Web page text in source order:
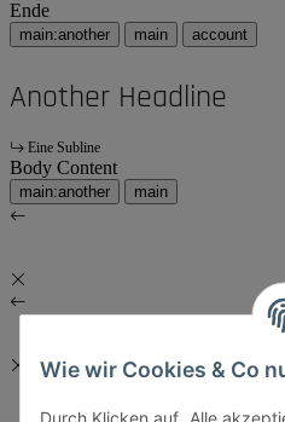
Wie wir Cookies & Co
Durch Klicken auf „Alle
Ende
main:another main account
Another Headline
Eine Subline
Body Content
main:another main